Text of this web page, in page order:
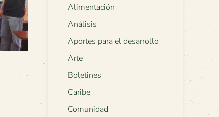
Alimentación
Análisis
Aportes para el desarrollo
Arte
Boletines
Caribe
Comunidad